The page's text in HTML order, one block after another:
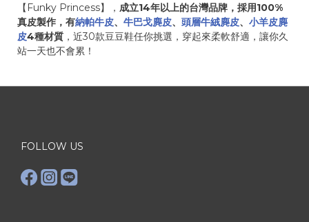
【Funky Princess】， 成立14年以上的台灣品牌，採用100%
真皮製作，有納帕牛皮、 牛巴戈麂皮、 頭層牛絨麂皮、 小羊皮麂
皮4種材質 ，近30款豆豆鞋任你挑選，穿起來柔軟舒適，讓你久
站一天也不會累！
FOLLOW US